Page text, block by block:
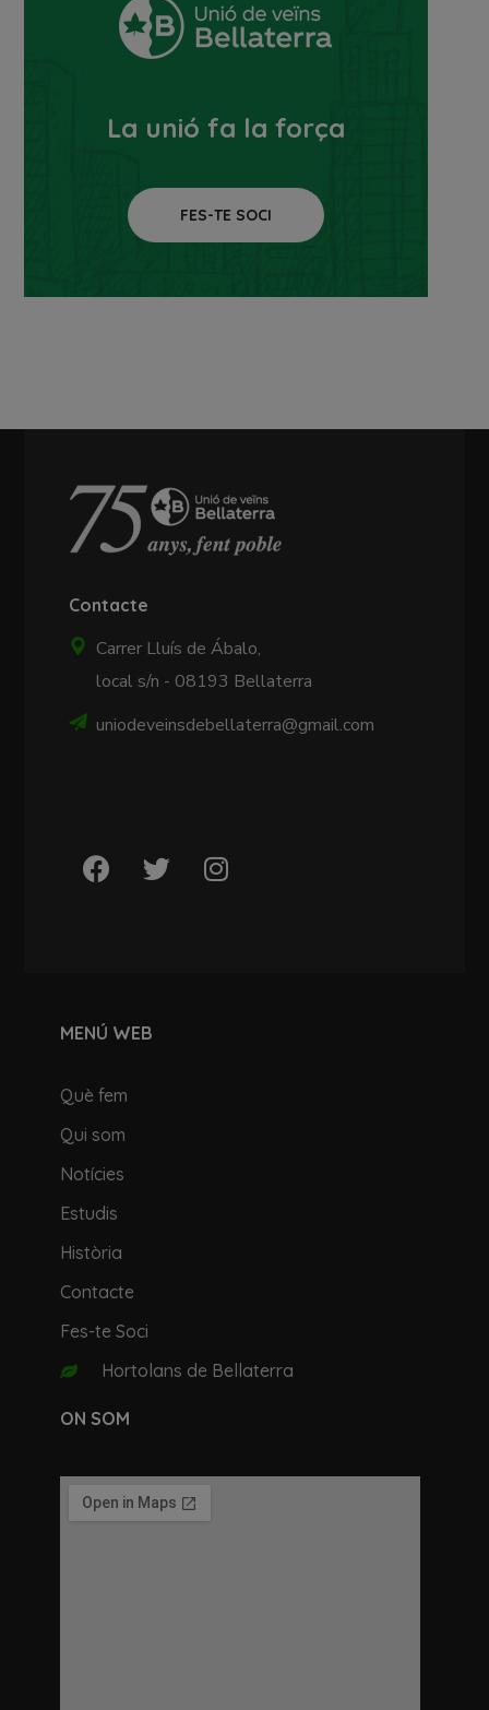
La unió fa la força
FES-TE SOCI
Contacte
Carrer Lluís de Ábalo,
local s/n - 08193 Bellaterra
uniodeveinsdebellaterra@gmail.com
MENÚ WEB
Què fem
Qui som
Notícies
Estudis
Història
Contacte
Fes-te Soci
Hortolans de Bellaterra
ON SOM